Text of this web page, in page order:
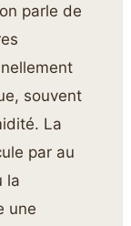
parle de
souvent
La
par au
la
une